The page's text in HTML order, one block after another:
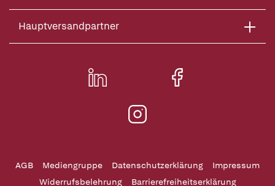
Hauptversandpartner
AGB Mediengruppe Datenschutzerklärung
Impressum
Widerrufsbelehrung
Barrierefreiheitserklärung